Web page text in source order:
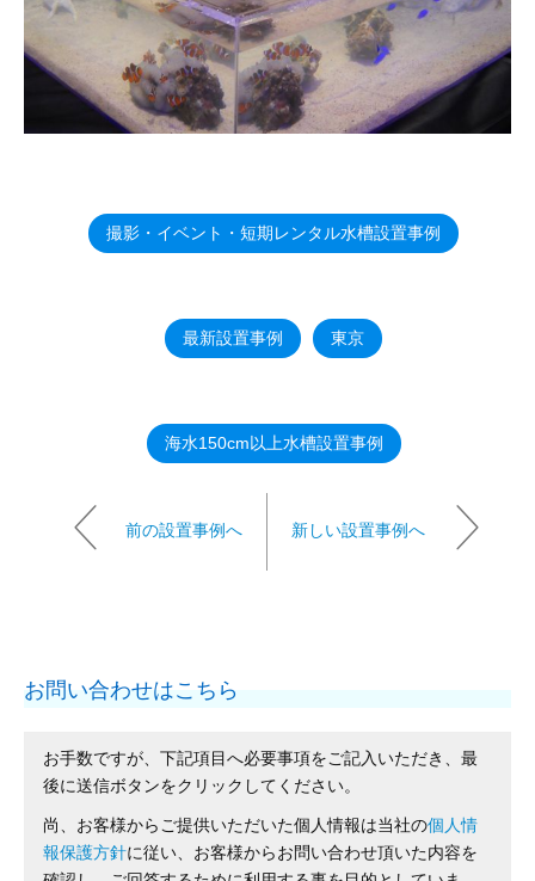
撮影・イベント・短期レンタル水槽設置事例
最新設置事例 東京
海水150cm以上水槽設置事例
前の設置事例へ 新しい設置事例へ
お問い合わせはこちら
お手数ですが、下記項目へ必要事項をご記入いただき、最
後に送信ボタンをクリックしてください。
尚、お客様からご提供いただいた個人情報は当社の個人情
報保護方針に従い、お客様からお問い合わせ頂いた内容を